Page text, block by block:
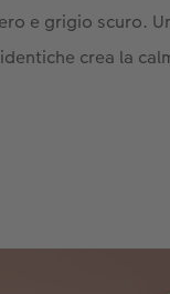
e grigio scuro.
crea la